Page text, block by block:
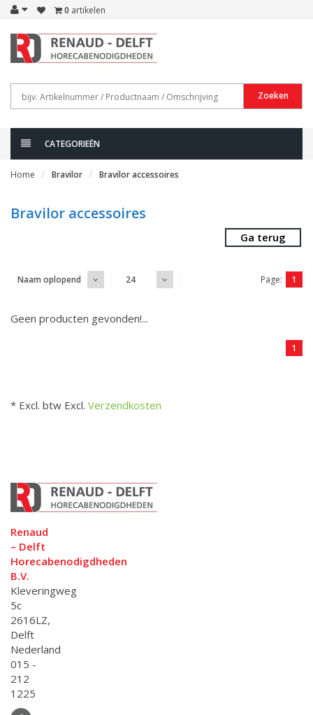
0 artikelen
Zoeken
CATEGORIEËN
Home Bravilor Bravilor accessoires
Bravilor accessoires
Ga terug
Naam oplopend 24 Page: 1
Geen producten gevonden!...
1
* Excl. btw Excl. Verzendkosten
Renaud
– Delft
Horecabenodigdheden
B.V.
Kleveringweg
5c
2616LZ,
Delft
Nederland
015 -
212
1225